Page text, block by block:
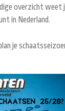
overzicht weet
in Nederland.
je